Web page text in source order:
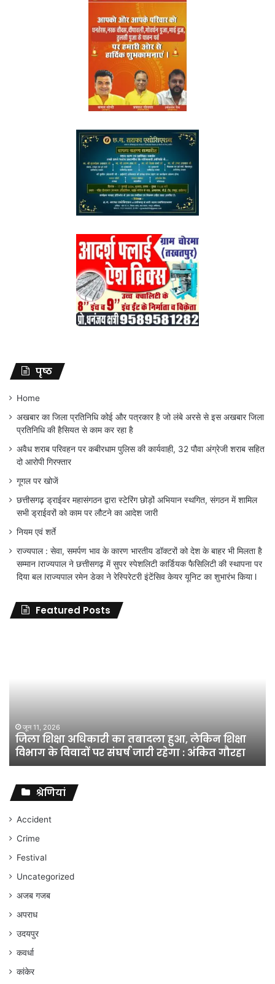
पृष्ठ
Home
अखबार का जिला प्रतिनिधि कोई और पत्रकार है जो लंबे अरसे से इस अखबार जिला
प्रतिनिधि की हैसियत से काम कर रहा है
अवैध शराब परिवहन पर कबीरधाम पुलिस की कार्यवाही, 32 पौवा अंग्रेजी शराब सहित
दो आरोपी गिरफ्तार
गूगल पर खोजें
छत्तीसगढ़ ड्राईवर महासंगठन द्वारा स्टेरिंग छोड़ों अभियान स्थगित, संगठन में शामिल
सभी ड्राईवरों को काम पर लौटने का आदेश जारी
नियम एवं शर्ते
राज्यपाल : सेवा, समर्पण भाव के कारण भारतीय डॉक्टरों को देश के बाहर भी मिलता है
सम्मान lराज्यपाल ने छत्तीसगढ़ में सुपर स्पेशलिटी कार्डियक फैसिलिटी की स्थापना पर
दिया बल lराज्यपाल रमेन डेका ने रेस्पिरेटरी इंटेंसिव केयर यूनिट का शुभारंभ किया l
Featured Posts
शिक्षा
विभाग
विवादों
संघर्ष
जारी
रहेगा
अंकित
गौरहा
जून 11, 2026
जिला शिक्षा अधिकारी का तबादला हुआ, लेकिन शिक्षा
विभाग के विवादों पर संघर्ष जारी रहेगा : अंकित गौरहा
श्रेणियां
Accident
Crime
Festival
Uncategorized
अजब गजब
अपराध
उदयपुर
कवर्धा
कांकेर